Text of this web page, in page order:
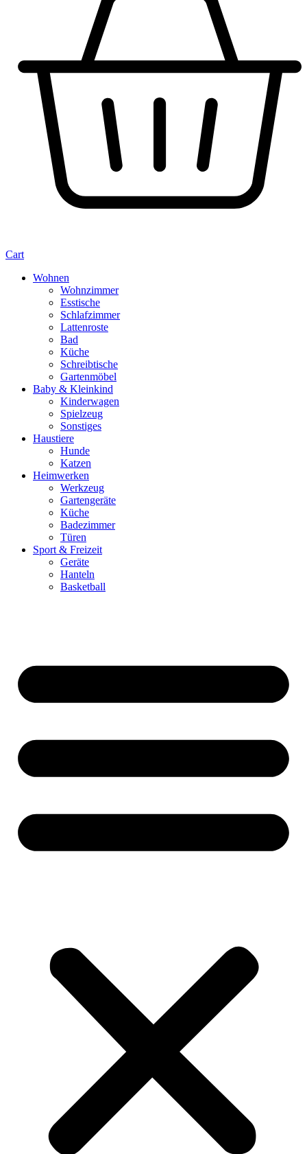
Cart
Wohnen
Wohnzimmer
Esstische
Schlafzimmer
Lattenroste
Bad
Küche
Schreibtische
Gartenmöbel
Baby & Kleinkind
Kinderwagen
Spielzeug
Sonstiges
Haustiere
Hunde
Katzen
Heimwerken
Werkzeug
Gartengeräte
Küche
Badezimmer
Türen
Sport & Freizeit
Geräte
Hanteln
Basketball